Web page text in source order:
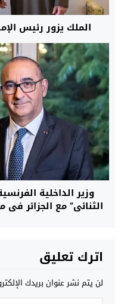
الملك يزور رئيس
وزير الداخلية
الثنائي” مع الجزائر في
اترك تعليق
لن يتم نشر عنوان بريدك